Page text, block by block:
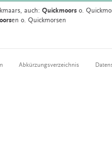
auch: Quickmoors o.
en o. Quickmorsen
Abkürzungsverzeichnis